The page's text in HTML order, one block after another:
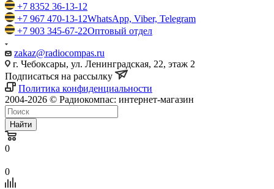
+7 8352 36-13-12
+7 967 470-13-12WhatsApp, Viber, Telegram
+7 903 345-67-22Оптовый отдел
zakaz@radiocompas.ru
г. Чебоксары, ул. Ленинградская, 22, этаж 2
Подписаться на рассылку
Политика конфиденциальности
2004-2026 © Радиокомпас: интернет-магазин
Найти
0
0